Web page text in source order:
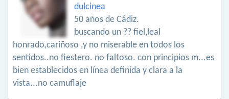
dulcinea
50 años de Cádiz.
buscando un ?? fiel,leal
honrado,cariñoso ,y no miserable en todos los
sentidos..no fiestero. no faltoso. con principios m...es
bien establecidos en línea definida y clara a la
vista...no camuflaje